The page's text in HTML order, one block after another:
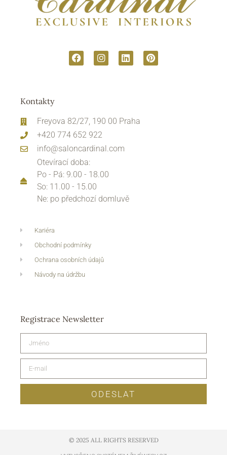
Kontakty
Freyova 82/27, 190 00 Praha
+420 774 652 922
info@saloncardinal.com
Otevírací doba:
Po - Pá: 9.00 - 18.00
So: 11.00 - 15.00
Ne: po předchozí domluvě
Kariéra
Obchodní podmínky
Ochrana osobních údajů
Návody na údržbu
Registrace Newsletter
ODESLAT
© 2025 ALL RIGHTS RESERVED​